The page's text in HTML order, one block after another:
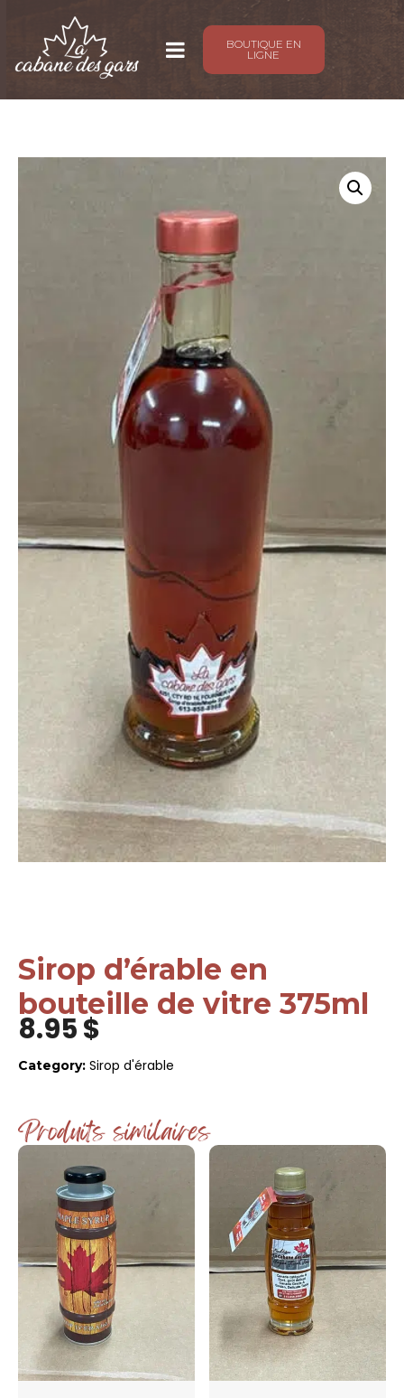
BOUTIQUE EN
LIGNE
Sirop d’érable en
bouteille de vitre 375ml
8.95$
Category: Sirop d'érable
Produits similaires